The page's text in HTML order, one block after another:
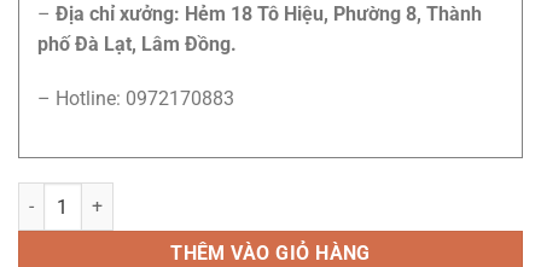
– Địa chỉ xưởng: Hẻm 18 Tô Hiệu, Phường 8, Thành
phố Đà Lạt, Lâm Đồng.
– Hotline: 0972170883
Kệ tivi 1m2 trắng số lượng
THÊM VÀO GIỎ HÀNG